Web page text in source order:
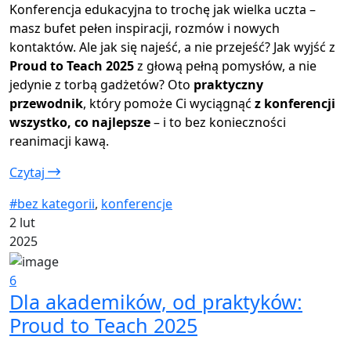
Konferencja edukacyjna to trochę jak wielka uczta –
masz bufet pełen inspiracji, rozmów i nowych
kontaktów. Ale jak się najeść, a nie przejeść? Jak wyjść z
Proud to Teach 2025z głową pełną pomysłów, a nie
jedynie z torbą gadżetów? Oto praktyczny
przewodnik, który pomoże Ci wyciągnąć z konferencji
wszystko, co najlepsze– i to bez konieczności
reanimacji kawą.
Czytaj
#bez kategorii, konferencje
2 lut
2025
6
Dla akademików, od praktyków:
Proud to Teach 2025